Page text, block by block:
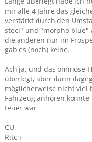
mir alle 4 Jahre das
verstärkt durch den
steel" und "morpho blue"
die anderen nur im
gab es (noch) keine.
Ach ja, und das ominöse
überlegt, aber dann
möglicherweise nicht viel
Fahrzeug anhören
teuer war.
CU
Ritch